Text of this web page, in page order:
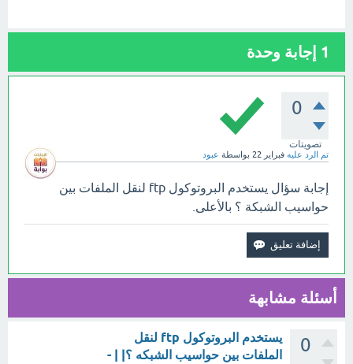
1 إجابة وحدة
0
تصويتات
تم الرد عليه فبراير 22 بواسطة عبود
إجابة سؤال يستخدم البروتوكول ftp لنقل الملفات بين
حواسيب الشبكة ؟ بالأعلى.
أسئلة مشابهة
0
يستخدم البروتوكول ftp لنقل
الملفات بين حواسيب الشبكه ؟| | -